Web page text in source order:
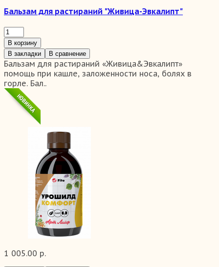
Бальзам для растираний "Живица-Эвкалипт"
В корзину
В закладки
В сравнение
Бальзам для растираний «Живица&Эвкалипт»
помощь при кашле, заложенности носа, болях в
горле. Бал..
1 005.00 р.